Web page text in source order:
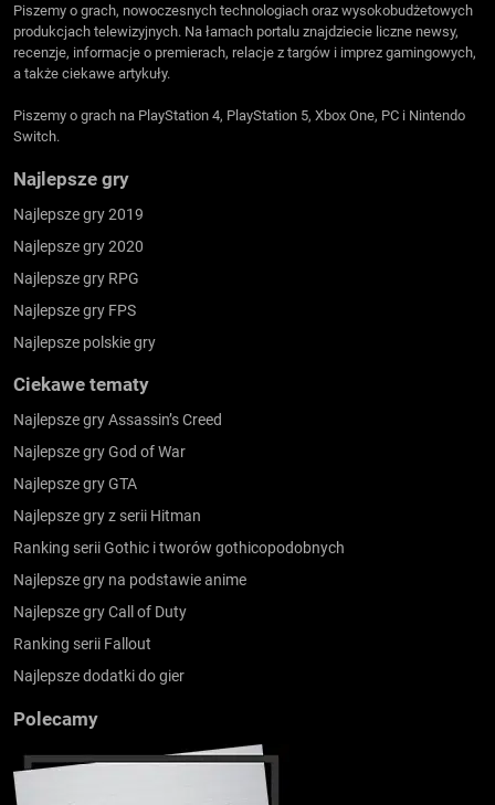
Piszemy o grach, nowoczesnych technologiach oraz wysokobudżetowych
produkcjach telewizyjnych. Na łamach portalu znajdziecie liczne newsy,
recenzje, informacje o premierach, relacje z targów i imprez gamingowych,
a także ciekawe artykuły.
Piszemy o grach na PlayStation 4, PlayStation 5, Xbox One, PC i Nintendo
Switch.
Najlepsze gry
Najlepsze gry 2019
Najlepsze gry 2020
Najlepsze gry RPG
Najlepsze gry FPS
Najlepsze polskie gry
Ciekawe tematy
Najlepsze gry Assassin’s Creed
Najlepsze gry God of War
Najlepsze gry GTA
Najlepsze gry z serii Hitman
Ranking serii Gothic i tworów gothicopodobnych
Najlepsze gry na podstawie anime
Najlepsze gry Call of Duty
Ranking serii Fallout
Najlepsze dodatki do gier
Polecamy